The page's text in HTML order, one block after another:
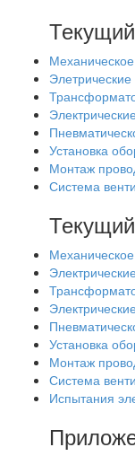
Установка
Монтаж
Система
Установка
Монтаж
Система
Испытания